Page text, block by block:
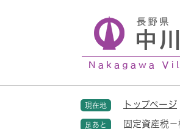
現在地 トップページ
足あと 固定資産税